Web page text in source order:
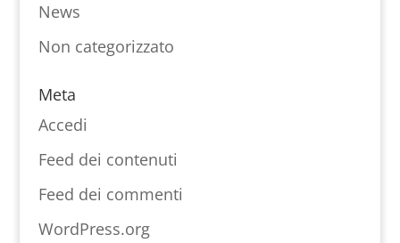
News
Non categorizzato
Meta
Accedi
Feed dei contenuti
Feed dei commenti
WordPress.org